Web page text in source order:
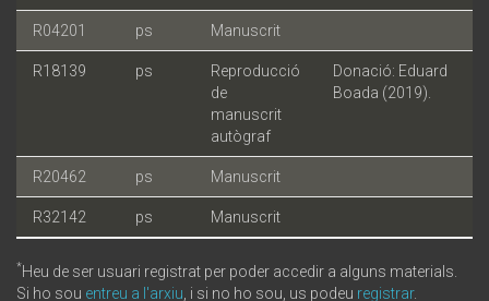
R04201 ps Manuscrit
R18139 ps
Reproducció
de
manuscrit
autògraf
Donació: Eduard
Boada (2019).
R20462 ps Manuscrit
R32142 ps Manuscrit
*Heu de ser usuari registrat per poder accedir a alguns materials.
Si ho sou entreu a l'arxiu , i si no ho sou, us podeu registrar.